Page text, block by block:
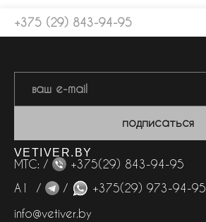
+375 (29) 843-94-95
подписаться
VETIVER.BY
МТС: /
+375(29) 843-94-95
А1 /
/
+375(29) 973-94-95
info@vetiver.by